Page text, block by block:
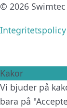
© 2026
Integritetspolicy
Kakor
Vi bjuder på
bara på